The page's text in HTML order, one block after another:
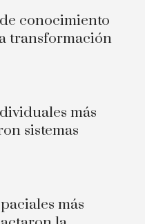
conocimiento
transformación
más
sistemas
más